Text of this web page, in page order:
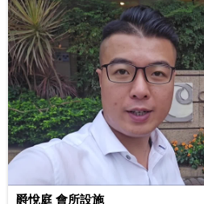
爵悅庭 會所設施